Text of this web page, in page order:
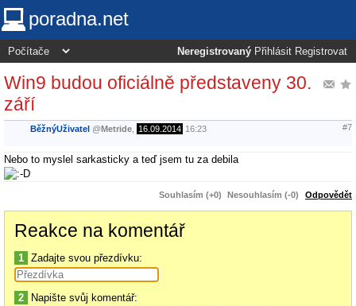
poradna.net
Neregistrovaný Přihlásit Registrovat
Win9 budou oficiálně představeny 30.
září
BěžnýUživatel @Metride 16.09.2014 16:23 #7
Nebo to myslel sarkasticky a teď jsem tu za debila
Souhlasím (+0) Nesouhlasím (-0) Odpovědět
Reakce na komentář
1 Zadajte svou přezdívku:
2 Napište svůj komentář: